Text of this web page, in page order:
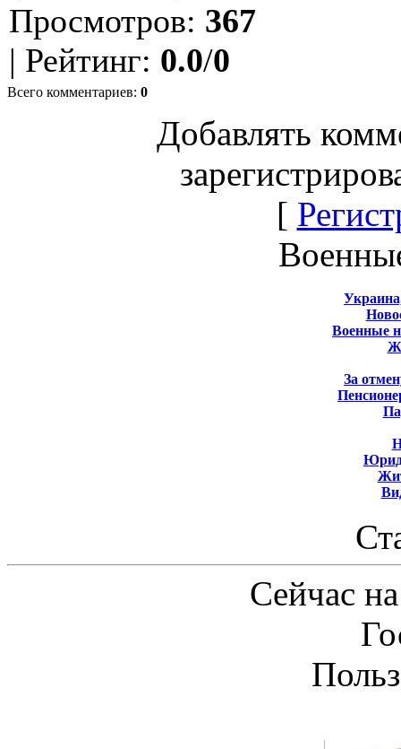
Просмотров: 367
| Рейтинг: 0.0/0
Всего комментариев: 0
Добавлять
[
Военные
За
Сейчас